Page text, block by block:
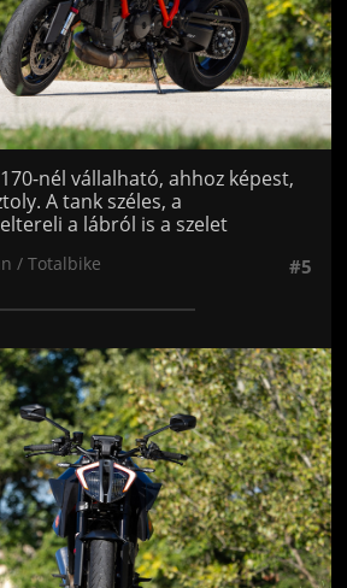
nél vállalható, ahhoz képest,
A tank széles, a
a lábról is a szelet
/ Totalbike #5
még kép!